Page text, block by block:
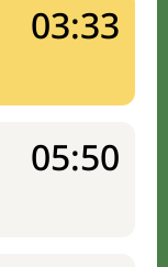
03:33
05:50